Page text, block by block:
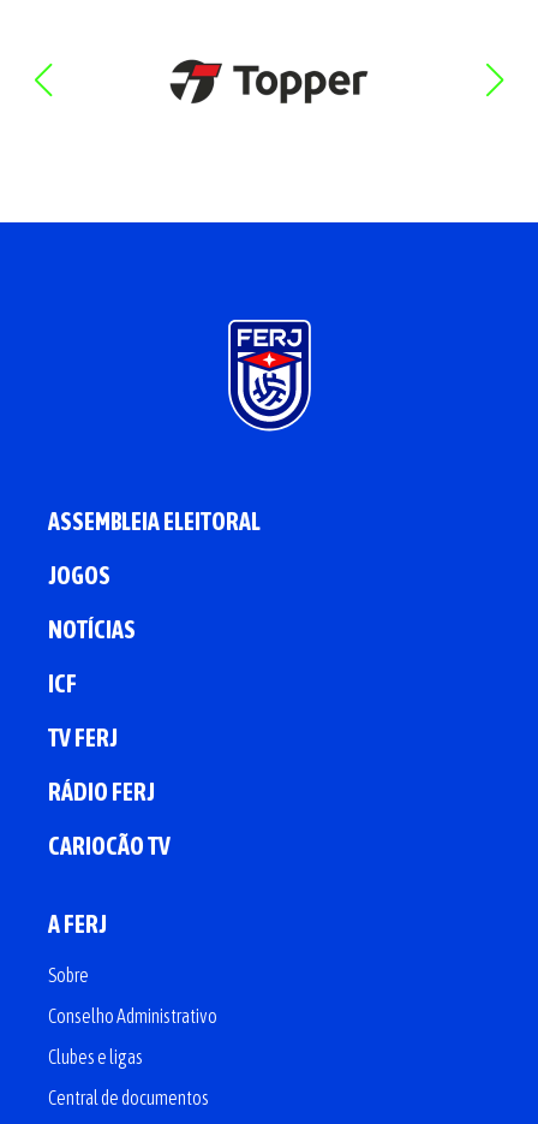
ASSEMBLEIA ELEITORAL
JOGOS
NOTÍCIAS
ICF
TV FERJ
RÁDIO FERJ
CARIOCÃO TV
A FERJ
Sobre
Conselho Administrativo
Clubes e ligas
Central de documentos